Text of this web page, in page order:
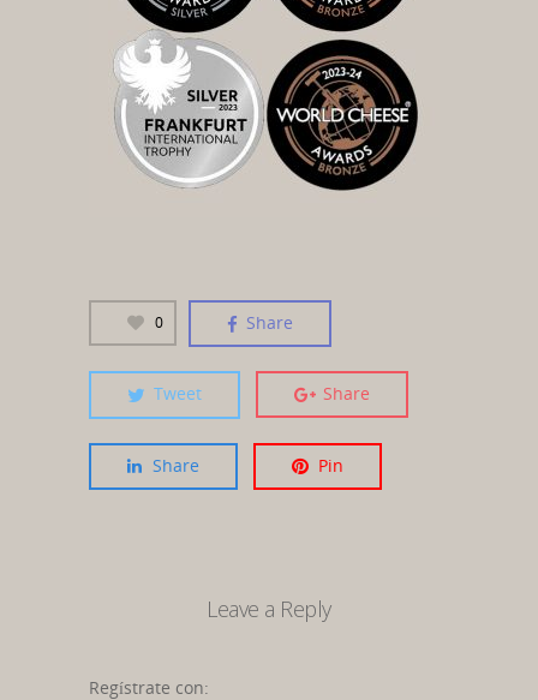
0 Share
Tweet Share
Share Pin
Leave a Reply
Regístrate con: